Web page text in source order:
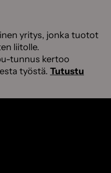
yritys, jonka tuotot
liitolle.
tunnus kertoo
työstä. Tutustu